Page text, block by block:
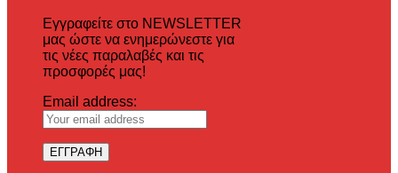
Εγγραφείτε στο NEWSLETTER
μας ώστε να ενημερώνεστε για
τις νέες παραλαβές και τις
προσφορές μας!
Email address: